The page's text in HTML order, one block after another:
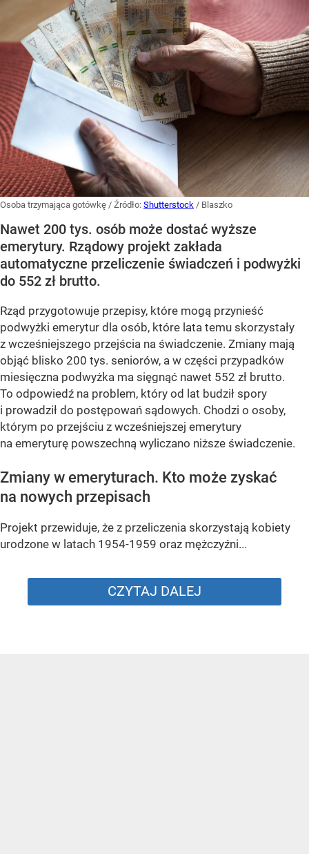
Osoba trzymająca gotówkę / Źródło: Shutterstock / Blaszko
Nawet 200 tys. osób może dostać wyższe
emerytury. Rządowy projekt zakłada
automatyczne przeliczenie świadczeń i podwyżki
do 552 zł brutto.
Rząd przygotowuje przepisy, które mogą przynieść
podwyżki emerytur dla osób, które lata temu skorzystały
z wcześniejszego przejścia na świadczenie. Zmiany mają
objąć blisko 200 tys. seniorów, a w części przypadków
miesięczna podwyżka ma sięgnąć nawet 552 zł brutto.
To odpowiedź na problem, który od lat budził spory
i prowadził do postępowań sądowych. Chodzi o osoby,
którym po przejściu z wcześniejszej emerytury
na emeryturę powszechną wyliczano niższe świadczenie.
Zmiany w emeryturach. Kto może zyskać
na nowych przepisach
Projekt przewiduje, że z przeliczenia skorzystają kobiety
urodzone w latach 1954-1959 oraz mężczyźni...
CZYTAJ DALEJ